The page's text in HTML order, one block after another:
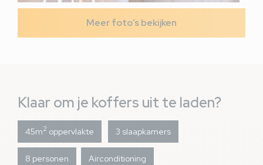
Meer foto’s bekijken
Klaar om je koffers uit te laden?
45m2 oppervlakte 3 slaapkamers
8 personen Airconditioning